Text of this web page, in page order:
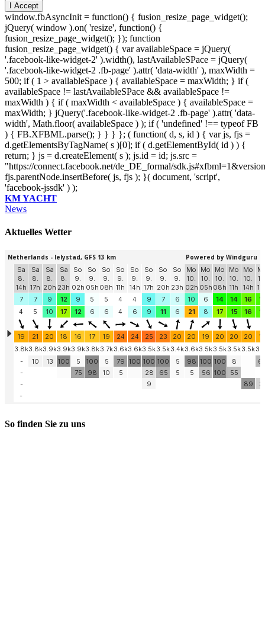
I Accept
window.fbAsyncInit = function() { fusion_resize_page_widget();
jQuery( window ).on( 'resize', function() {
fusion_resize_page_widget(); }); function
fusion_resize_page_widget() { var availableSpace = jQuery(
'.facebook-like-widget-2' ).width(), lastAvailableSPace = jQuery(
'.facebook-like-widget-2 .fb-page' ).attr( 'data-width' ), maxWidth =
500; if ( 1 > availableSpace ) { availableSpace = maxWidth; } if (
availableSpace != lastAvailableSPace && availableSpace !=
maxWidth ) { if ( maxWidth < availableSpace ) { availableSpace =
maxWidth; } jQuery('.facebook-like-widget-2 .fb-page' ).attr( 'data-
width', Math.floor( availableSpace ) ); if ( 'undefined' !== typeof FB
) { FB.XFBML.parse(); } } } }; ( function( d, s, id ) { var js, fjs =
d.getElementsByTagName( s )[0]; if ( d.getElementById( id ) ) {
return; } js = d.createElement( s ); js.id = id; js.src =
"https://connect.facebook.net/de_DE_formal/
fjs.parentNode.insertBefore( js, fjs ); }( document, 'script',
'facebook-jssdk' ) );
KM YACHT
News
Aktuelles Wetter
So finden Sie zu uns